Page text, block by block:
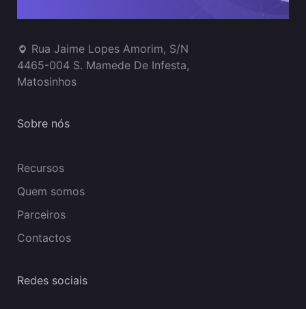
Rua Jaime Lopes Amorim, S/N
4465-004 S. Mamede De Infesta,
Matosinhos
Sobre nós
Recursos
Quem somos
Parceiros
Contactos
Redes sociais